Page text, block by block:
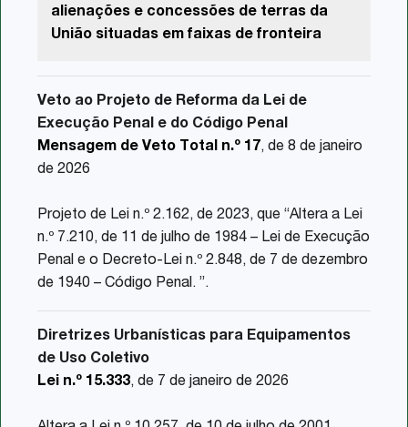
alienações e concessões de terras da
União situadas em faixas de fronteira
Veto ao Projeto de Reforma da Lei de
Execução Penal e do Código Penal
Mensagem de Veto Total n.º 17, de 8 de janeiro
de 2026
Projeto de Lei n.º 2.162, de 2023, que “Altera a Lei
n.º 7.210, de 11 de julho de 1984 – Lei de Execução
Penal e o Decreto-Lei n.º 2.848, de 7 de dezembro
de 1940 – Código Penal. ”.
Diretrizes Urbanísticas para Equipamentos
de Uso Coletivo
Lei n.º 15.333, de 7 de janeiro de 2026